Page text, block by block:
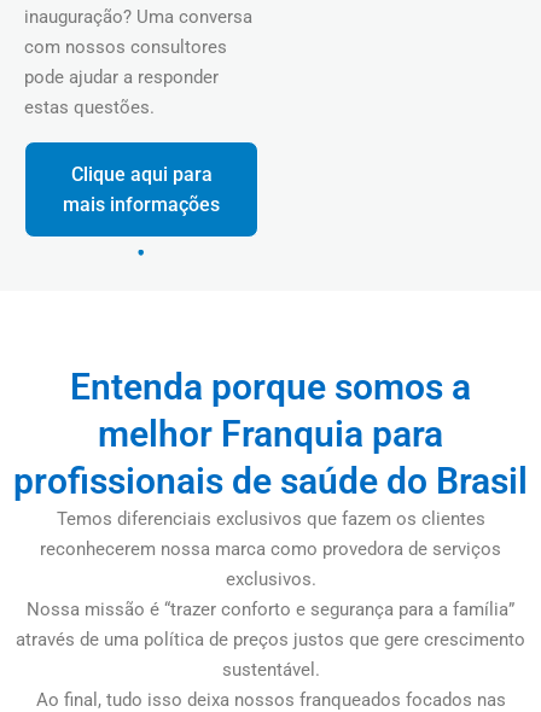
inauguração? Uma conversa
com nossos consultores
pode ajudar a responder
estas questões.
Clique aqui para
mais informações
Entenda porque somos a
melhor Franquia para
profissionais de saúde do Brasil
Temos diferenciais exclusivos que fazem os clientes
reconhecerem nossa marca como provedora de serviços
exclusivos.
Nossa missão é “trazer conforto e segurança para a família”
através de uma política de preços justos que gere crescimento
sustentável.
Ao final, tudo isso deixa nossos franqueados focados nas